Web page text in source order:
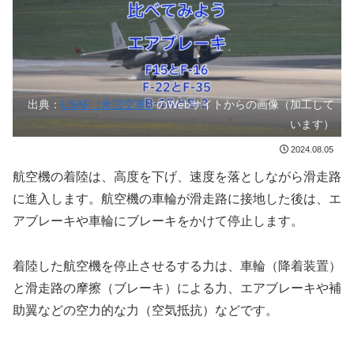
出典： USAF（米国空軍）のWebサイトからの画像（加工して
います）
2024.08.05
航空機の着陸は、高度を下げ、速度を落としながら滑走路
に進入します。航空機の車輪が滑走路に接地した後は、エ
アブレーキや車輪にブレーキをかけて停止します。
着陸した航空機を停止させるする力は、車輪（降着装置）
と滑走路の摩擦（ブレーキ）による力、エアブレーキや補
助翼などの空力的な力（空気抵抗）などです。